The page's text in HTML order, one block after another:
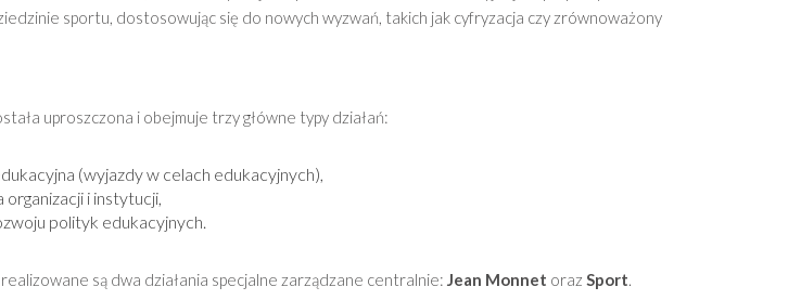
sportu, dostosowując się do nowych wyzwań, takich jak cyfryzacja czy zrównoważony
uproszczona i obejmuje trzy główne typy działań:
(wyjazdy w celach edukacyjnych),
i instytucji,
polityk edukacyjnych.
są dwa działania specjalne zarządzane centralnie: Jean Monnet oraz Sport.